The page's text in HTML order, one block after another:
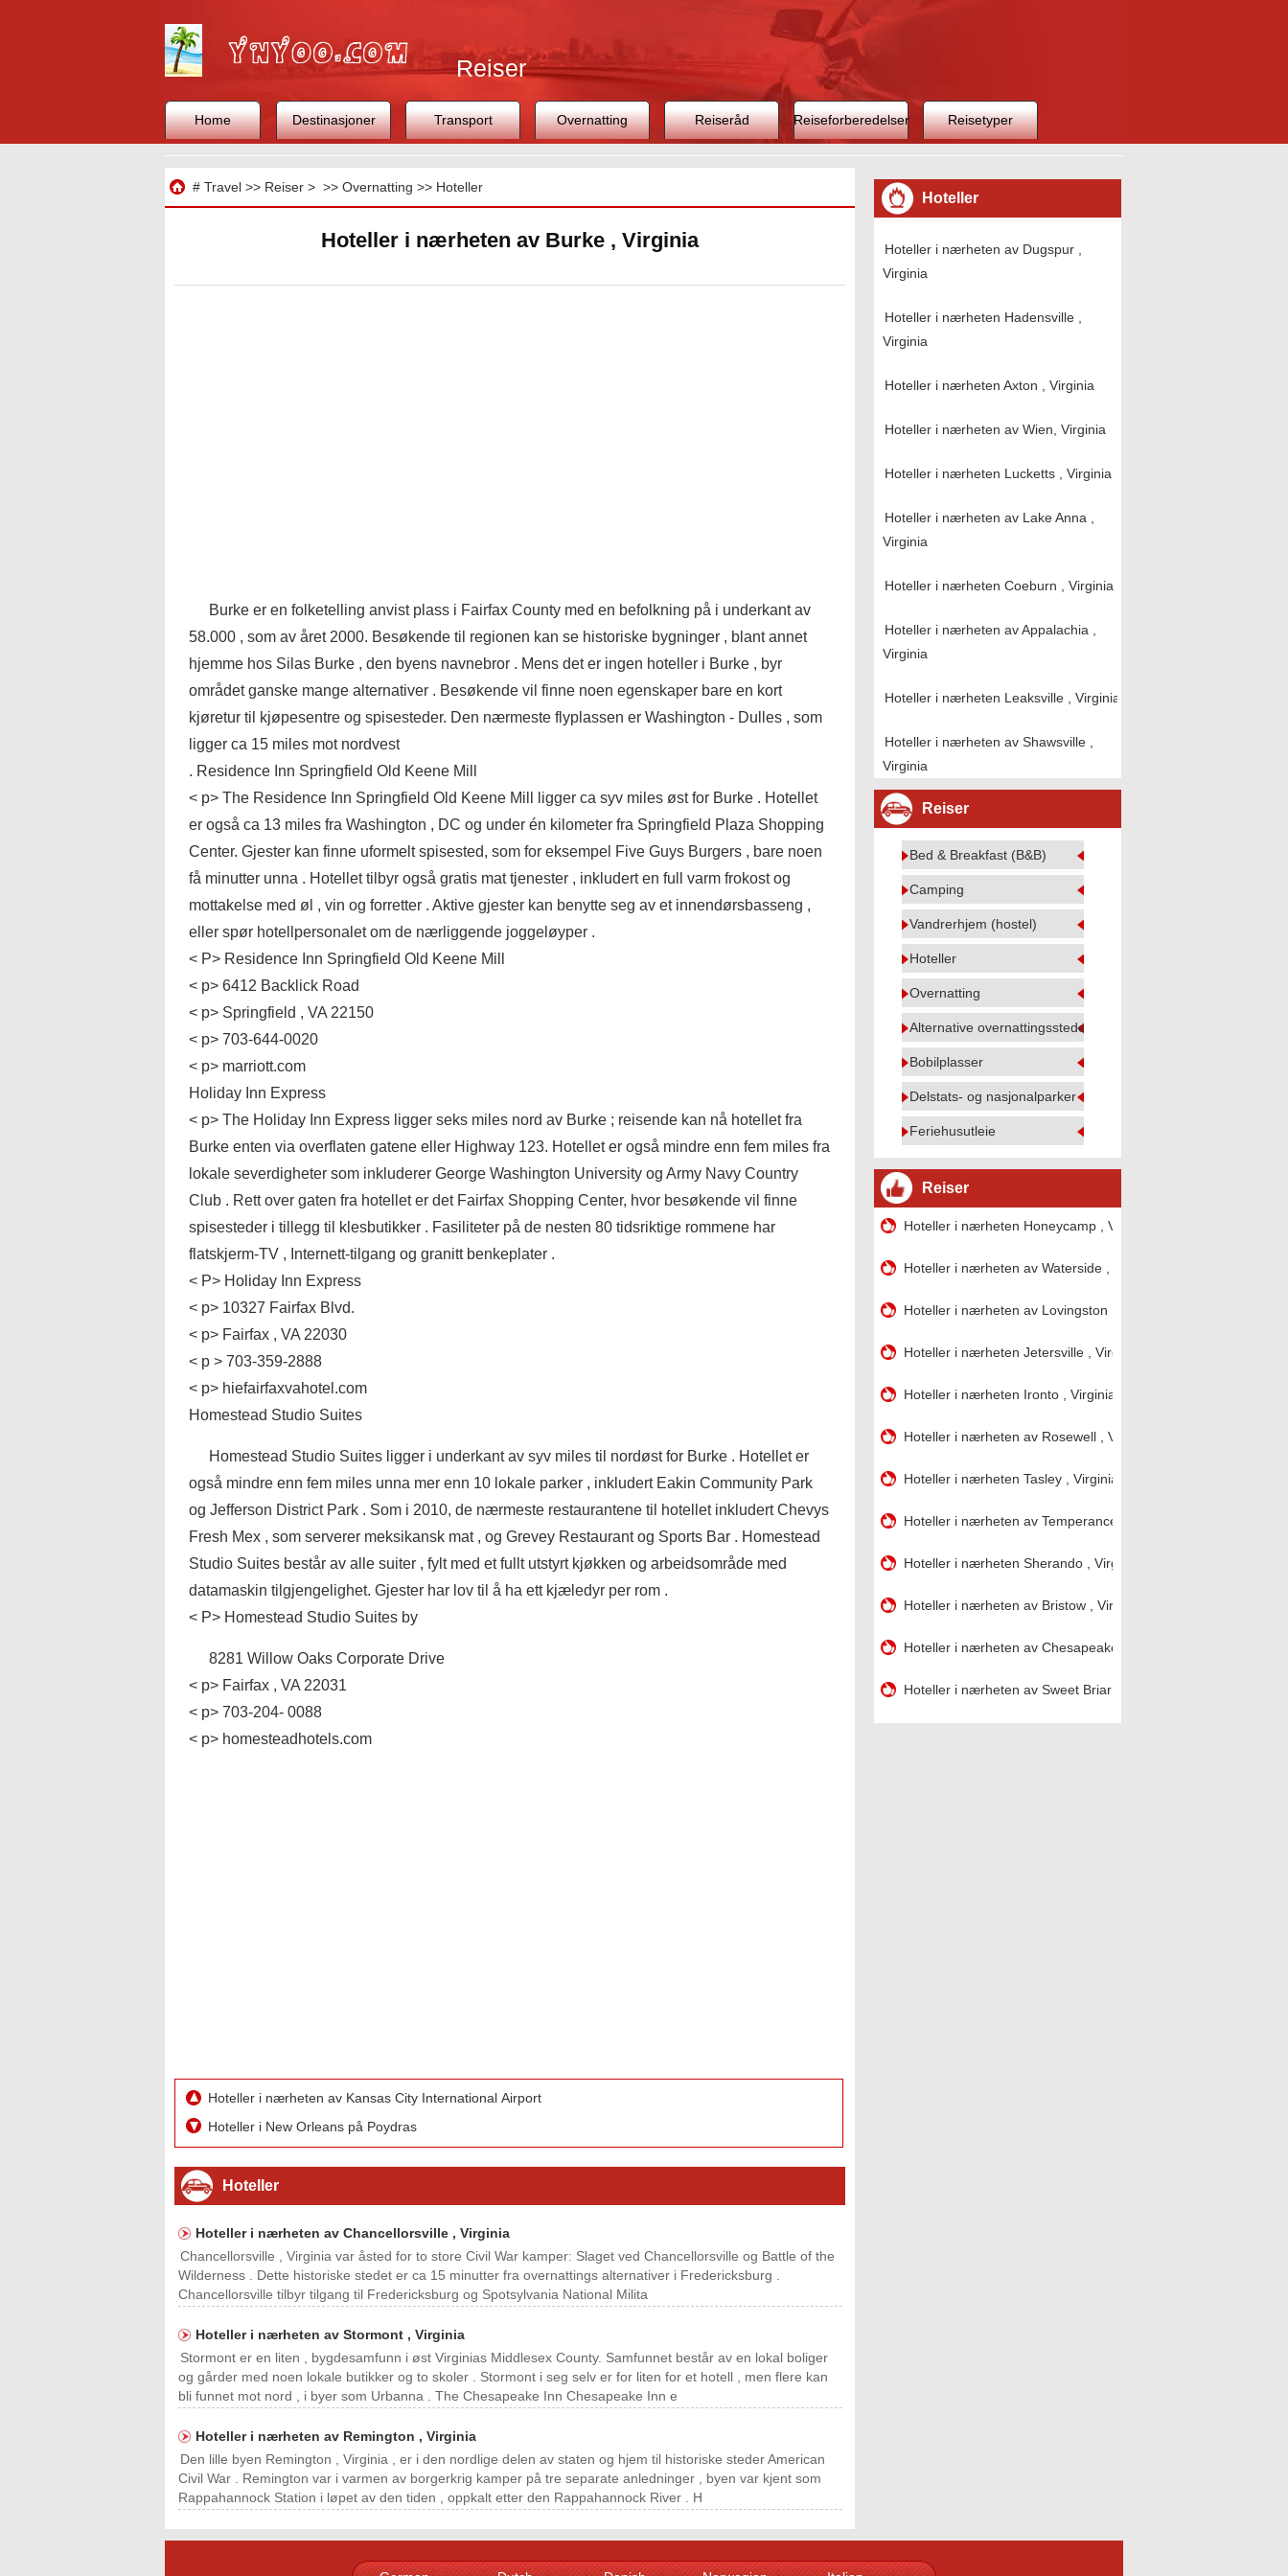
Reiser
Home Destinasjoner Transport Overnatting Reiseråd Reiseforberedelser Reisetyper
# Travel>> Reiser> >> Overnatting >> Hoteller
Hoteller i nærheten av Burke , Virginia
Burke er en folketelling anvist plass i Fairfax County med en befolkning på i underkant av
58.000 , som av året 2000. Besøkende til regionen kan se historiske bygninger , blant annet
hjemme hos Silas Burke , den byens navnebror . Mens det er ingen hoteller i Burke , byr
området ganske mange alternativer . Besøkende vil finne noen egenskaper bare en kort
kjøretur til kjøpesentre og spisesteder. Den nærmeste flyplassen er Washington - Dulles , som
ligger ca 15 miles mot nordvest
. Residence Inn Springfield Old Keene Mill
< p> The Residence Inn Springfield Old Keene Mill ligger ca syv miles øst for Burke . Hotellet
er også ca 13 miles fra Washington , DC og under én kilometer fra Springfield Plaza Shopping
Center. Gjester kan finne uformelt spisested, som for eksempel Five Guys Burgers , bare noen
få minutter unna . Hotellet tilbyr også gratis mat tjenester , inkludert en full varm frokost og
mottakelse med øl , vin og forretter . Aktive gjester kan benytte seg av et innendørsbasseng ,
eller spør hotellpersonalet om de nærliggende joggeløyper .
< P> Residence Inn Springfield Old Keene Mill
< p> 6412 Backlick Road
< p> Springfield , VA 22150
< p> 703-644-0020
< p> marriott.com
Holiday Inn Express
< p> The Holiday Inn Express ligger seks miles nord av Burke ; reisende kan nå hotellet fra
Burke enten via overflaten gatene eller Highway 123. Hotellet er også mindre enn fem miles fra
lokale severdigheter som inkluderer George Washington University og Army Navy Country
Club . Rett over gaten fra hotellet er det Fairfax Shopping Center, hvor besøkende vil finne
spisesteder i tillegg til klesbutikker . Fasiliteter på de nesten 80 tidsriktige rommene har
flatskjerm-TV , Internett-tilgang og granitt benkeplater .
< P> Holiday Inn Express
< p> 10327 Fairfax Blvd.
< p> Fairfax , VA 22030
< p > 703-359-2888
< p> hiefairfaxvahotel.com
Homestead Studio Suites
Homestead Studio Suites ligger i underkant av syv miles til nordøst for Burke . Hotellet er
også mindre enn fem miles unna mer enn 10 lokale parker , inkludert Eakin Community Park
og Jefferson District Park . Som i 2010, de nærmeste restaurantene til hotellet inkludert Chevys
Fresh Mex , som serverer meksikansk mat , og Grevey Restaurant og Sports Bar . Homestead
Studio Suites består av alle suiter , fylt med et fullt utstyrt kjøkken og arbeidsområde med
datamaskin tilgjengelighet. Gjester har lov til å ha ett kjæledyr per rom .
< P> Homestead Studio Suites by
8281 Willow Oaks Corporate Drive
< p> Fairfax , VA 22031
< p> 703-204- 0088
< p> homesteadhotels.com
Hoteller i nærheten av Kansas City International Airport
Hoteller i New Orleans på Poydras
Hoteller
Hoteller i nærheten av Chancellorsville , Virginia
Chancellorsville , Virginia var åsted for to store Civil War kamper: Slaget ved Chancellorsville og Battle of the
Wilderness . Dette historiske stedet er ca 15 minutter fra overnattings alternativer i Fredericksburg .
Chancellorsville tilbyr tilgang til Fredericksburg og Spotsylvania National Milita
Hoteller i nærheten av Stormont , Virginia
Stormont er en liten , bygdesamfunn i øst Virginias Middlesex County. Samfunnet består av en lokal boliger
og gårder med noen lokale butikker og to skoler . Stormont i seg selv er for liten for et hotell , men flere kan
bli funnet mot nord , i byer som Urbanna . The Chesapeake Inn Chesapeake Inn e
Hoteller i nærheten av Remington , Virginia
Den lille byen Remington , Virginia , er i den nordlige delen av staten og hjem til historiske steder American
Civil War . Remington var i varmen av borgerkrig kamper på tre separate anledninger , byen var kjent som
Rappahannock Station i løpet av den tiden , oppkalt etter den Rappahannock River . H
Hoteller
Hoteller i nærheten av Dugspur ,
Virginia
Hoteller i nærheten Hadensville ,
Virginia
Hoteller i nærheten Axton , Virginia
Hoteller i nærheten av Wien, Virginia
Hoteller i nærheten Lucketts , Virginia
Hoteller i nærheten av Lake Anna ,
Virginia
Hoteller i nærheten Coeburn , Virginia
Hoteller i nærheten av Appalachia ,
Virginia
Hoteller i nærheten Leaksville , Virginia
Hoteller i nærheten av Shawsville ,
Virginia
Reiser
Bed & Breakfast (B&B)
Camping
Vandrerhjem (hostel)
Hoteller
Overnatting
Alternative overnattingssteder
Bobilplasser
Delstats- og nasjonalparker
Feriehusutleie
Reiser
Hoteller i nærheten Honeycamp , Virginia
Hoteller i nærheten av Waterside , Virginia
Hoteller i nærheten av Lovingston , Virginia
Hoteller i nærheten Jetersville , Virginia
Hoteller i nærheten Ironto , Virginia
Hoteller i nærheten av Rosewell , Virginia
Hoteller i nærheten Tasley , Virginia
Hoteller i nærheten av Temperanceville , Virginia
Hoteller i nærheten Sherando , Virginia
Hoteller i nærheten av Bristow , Virginia
Hoteller i nærheten av Chesapeake, Virginia
Hoteller i nærheten av Sweet Briar , Virginia